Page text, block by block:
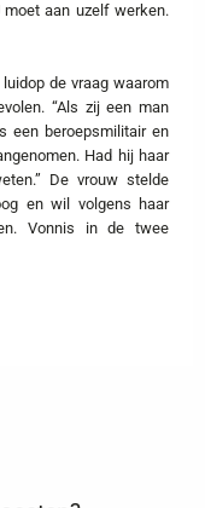
moet aan uzelf werken.
de vraag waarom
“Als zij een man
een beroepsmilitair en
Had hij haar
De vrouw stelde
en wil volgens haar
Vonnis in de twee